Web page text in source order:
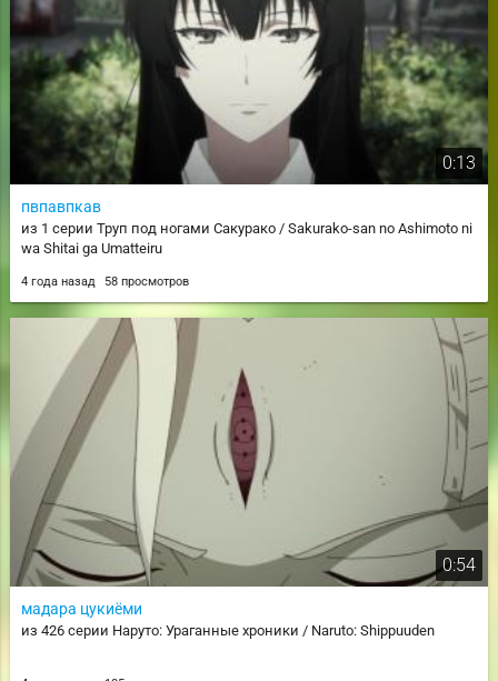
0:13
пвпавпкав
из 1 серии Труп под ногами Сакурако / Sakurako-san no Ashimoto ni
wa Shitai ga Umatteiru
4 года назад 58 просмотров
0:54
мадара цукиёми
из 426 серии Наруто: Ураганные хроники / Naruto: Shippuuden